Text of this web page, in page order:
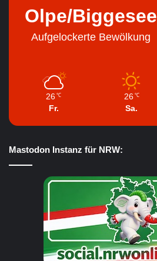
Olpe/Biggesee
Aufgelockerte Bewölkung
26 ℃
Fr.
26 ℃
Sa.
Mastodon Instanz für NRW: